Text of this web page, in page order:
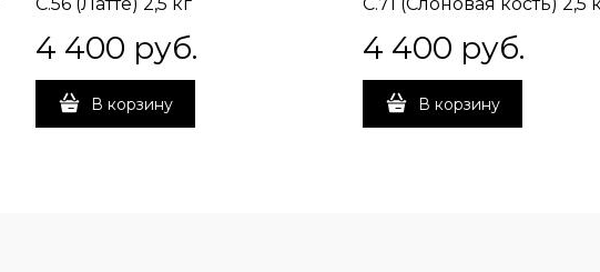
4 400 руб.
В корзину
4 400 руб.
В корзину